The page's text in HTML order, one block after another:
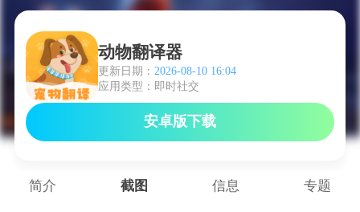
动物翻译器
更新日期： 2026-08-10 16:04
应用类型：即时社交
安卓版下载
简介 截图 信息 专题